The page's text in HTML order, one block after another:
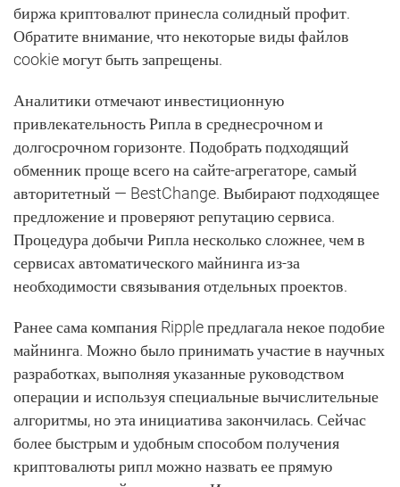
биржа криптовалют принесла солидный профит.
Обратите внимание, что некоторые виды файлов
cookie могут быть запрещены.
Аналитики отмечают инвестиционную
привлекательность Рипла в среднесрочном и
долгосрочном горизонте. Подобрать подходящий
обменник проще всего на сайте-агрегаторе, самый
авторитетный — BestChange. Выбирают подходящее
предложение и проверяют репутацию сервиса.
Процедура добычи Рипла несколько сложнее, чем в
сервисах автоматического майнинга из-за
необходимости связывания отдельных проектов.
Ранее сама компания Ripple предлагала некое подобие
майнинга. Можно было принимать участие в научных
разработках, выполняя указанные руководством
операции и используя специальные вычислительные
алгоритмы, но эта инициатива закончилась. Сейчас
более быстрым и удобным способом получения
криптовалюты рипл можно назвать ее прямую